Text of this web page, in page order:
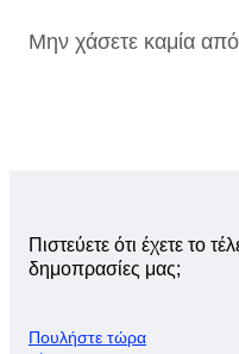
Μην χάσετε καμία
Πιστεύετε ότι έχετε το
δημοπρασίες μας;
Πουλήστε τώρα